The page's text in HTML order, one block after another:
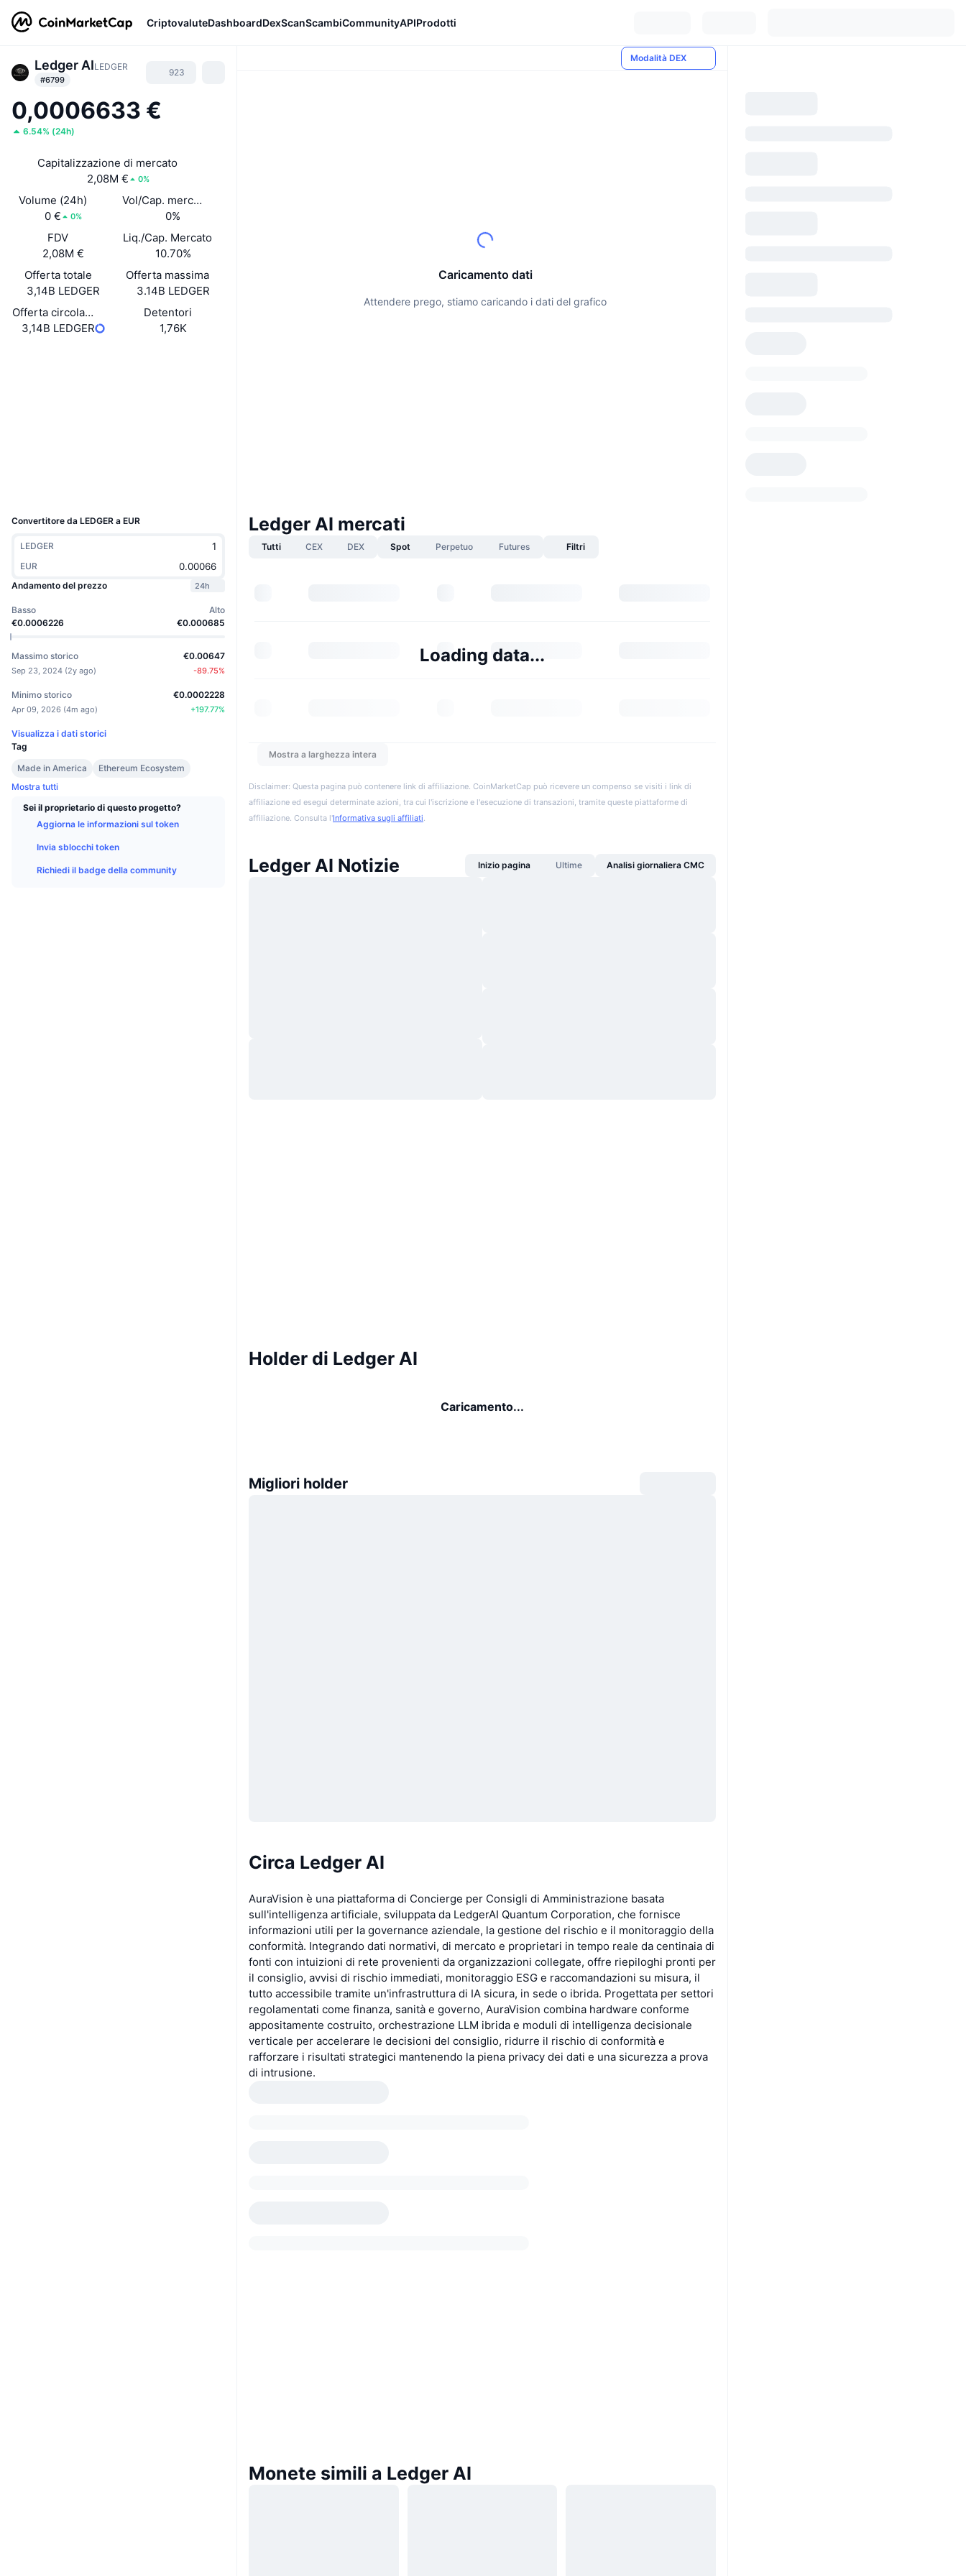
CriptovaluteDashboardDexScanScambiCommunityAPIProdotti
Ledger AILEDGER
#6799
923
0,0006633 €
6.54% (24h)
Capitalizzazione di mercato
2,08M €
0%
Volume (24h)
0 €
0%
Vol/Cap. mercato (24h)
0%
FDV
2,08M €
Liq./Cap. Mercato
10.70%
Offerta totale
3,14B LEDGER
Offerta massima
3.14B LEDGER
Offerta circolante auto-dichiarata
3,14B LEDGER
Detentori
1,76K
Convertitore da LEDGER a EUR
LEDGER
EUR
Andamento del prezzo
24h
Basso
€0.0006226
Alto
€0.000685
Massimo storico
Sep 23, 2024 (2y ago)
€0.00647
-89.75%
Minimo storico
Apr 09, 2026 (4m ago)
€0.0002228
+197.77%
Visualizza i dati storici
Tag
Made in America
Ethereum Ecosystem
Mostra tutti
Sei il proprietario di questo progetto?
Aggiorna le informazioni sul token
Invia sblocchi token
Richiedi il badge della community
Modalità DEX
Caricamento dati
Attendere prego, stiamo caricando i dati del grafico
Ledger AI mercati
Tutti CEX DEX Spot Perpetuo Futures Filtri
Loading data...
Mostra a larghezza intera
Disclaimer: Questa pagina può contenere link di affiliazione. CoinMarketCap può ricevere un compenso se visiti i link di
affiliazione ed esegui determinate azioni, tra cui l'iscrizione e l'esecuzione di transazioni, tramite queste piattaforme di
affiliazione. Consulta l'Informativa sugli affiliati.
Ledger AI Notizie Inizio pagina Ultime Analisi giornaliera CMC
Holder di Ledger AI
Caricamento...
Migliori holder
Circa Ledger AI
AuraVision è una piattaforma di Concierge per Consigli di Amministrazione basata
sull'intelligenza artificiale, sviluppata da LedgerAI Quantum Corporation, che fornisce
informazioni utili per la governance aziendale, la gestione del rischio e il monitoraggio della
conformità. Integrando dati normativi, di mercato e proprietari in tempo reale da centinaia di
fonti con intuizioni di rete provenienti da organizzazioni collegate, offre riepiloghi pronti per
il consiglio, avvisi di rischio immediati, monitoraggio ESG e raccomandazioni su misura, il
tutto accessibile tramite un'infrastruttura di IA sicura, in sede o ibrida. Progettata per settori
regolamentati come finanza, sanità e governo, AuraVision combina hardware conforme
appositamente costruito, orchestrazione LLM ibrida e moduli di intelligenza decisionale
verticale per accelerare le decisioni del consiglio, ridurre il rischio di conformità e
rafforzare i risultati strategici mantenendo la piena privacy dei dati e una sicurezza a prova
di intrusione.
Monete simili a Ledger AI